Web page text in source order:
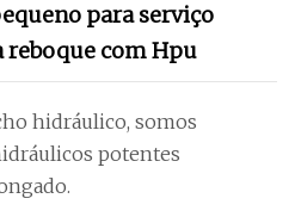
para serviço
reboque com Hpu
hidráulico, somos